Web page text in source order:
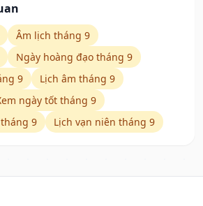
Âm lịch tháng 9
Ngày hoàng đạo tháng 9
9
Lịch âm tháng 9
ngày tốt tháng 9
9
Lịch vạn niên tháng 9